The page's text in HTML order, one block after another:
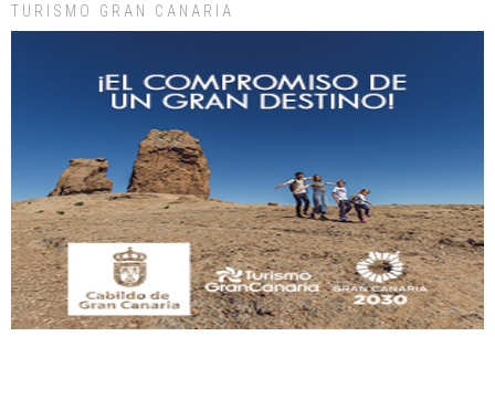
Gato manso encontrado
Este gato macho ha aparecido en la calle hace menos de un mes, es muy
manso y extremadamente cari...
Leales.org » Gran Canaria | 9.7.2025
TURISMO GRAN CANARIA